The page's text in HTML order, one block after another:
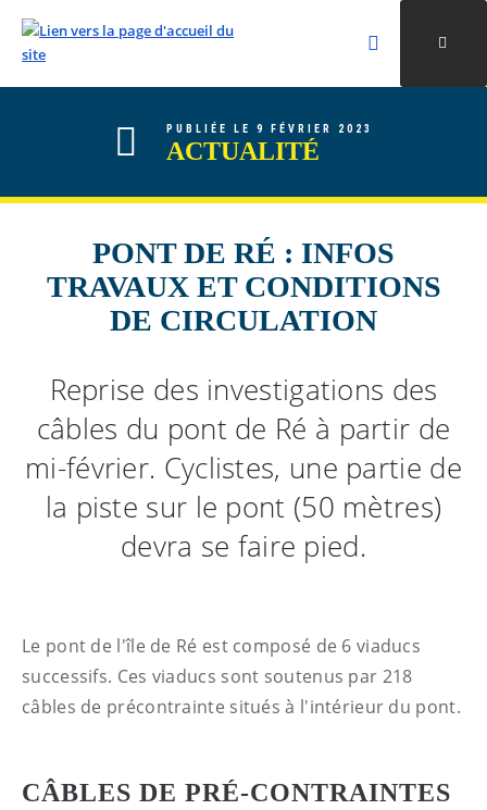
ALLER AU CONTENU
ALLER AU MENU
ALLER À LA RECHERCHE
Rechercher
Valider la
PUBLIÉE LE 9 FÉVRIER 2023
ACTUALITÉ
PONT DE RÉ : INFOS
TRAVAUX ET CONDITIONS
DE CIRCULATION
Reprise des investigations des
câbles du pont de Ré à partir de
mi-février. Cyclistes, une partie de
la piste sur le pont (50 mètres)
devra se faire pied.
Le pont de l'île de Ré est composé de 6 viaducs
successifs. Ces viaducs sont soutenus par 218
câbles de précontrainte situés à l'intérieur du pont.
CÂBLES DE PRÉ-CONTRAINTES